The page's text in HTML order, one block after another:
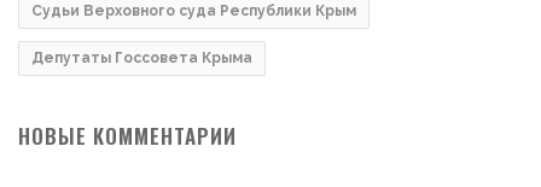
Судьи Верховного суда Республики Крым
Депутаты Госсовета Крыма
НОВЫЕ КОММЕНТАРИИ